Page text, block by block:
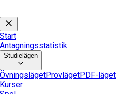
Start
Antagningsstatistik
Studielägen
ÖvningslägetProvlägetPDF-läget
Kurser